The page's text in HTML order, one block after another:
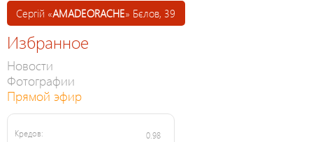
Сергій «AMADEORACHE» Бєлов, 39
Избранное
Новости
Фотографии
Прямой эфир
Кредов: 0.98